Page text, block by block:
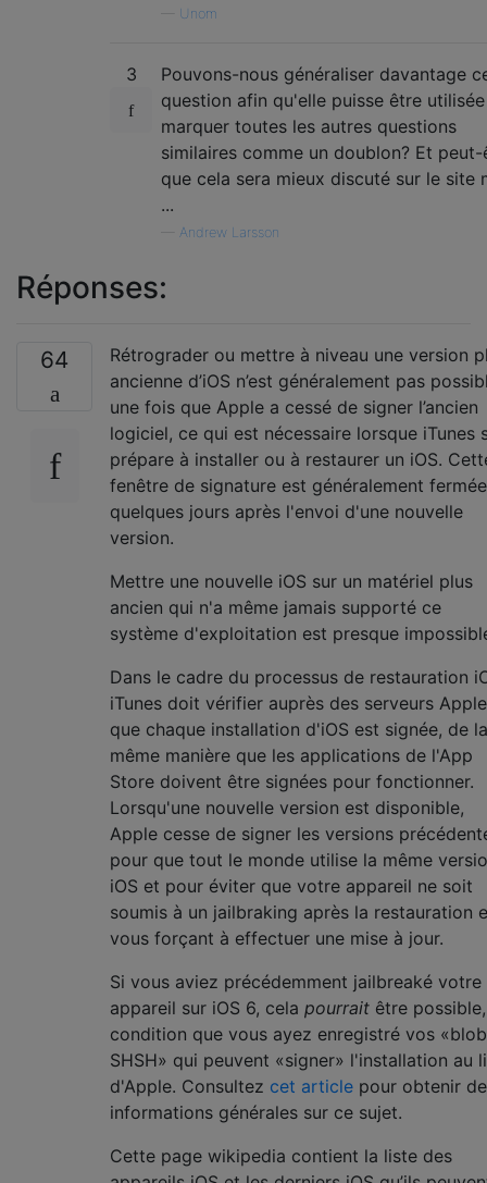
Unom
3
Pouvons-nous généraliser davantage
question afin qu'elle puisse être
marquer toutes les autres questions
similaires comme un doublon? Et
que cela sera mieux discuté sur le site
...
Andrew Larsson
Réponses:
64
Rétrograder ou mettre à niveau une version
ancienne d’iOS n’est généralement pas
une fois que Apple a cessé de signer l’ancien
logiciel, ce qui est nécessaire lorsque iTunes
prépare à installer ou à restaurer un iOS.
fenêtre de signature est généralement fermée
quelques jours après l'envoi d'une nouvelle
version.
Mettre une nouvelle iOS sur un matériel plus
ancien qui n'a même jamais supporté ce
système d'exploitation est presque
Dans le cadre du processus de restauration
iTunes doit vérifier auprès des serveurs Apple
que chaque installation d'iOS est signée, de la
même manière que les applications de l'App
Store doivent être signées pour fonctionner.
Lorsqu'une nouvelle version est disponible,
Apple cesse de signer les versions
pour que tout le monde utilise la même
iOS et pour éviter que votre appareil ne soit
soumis à un jailbraking après la restauration
vous forçant à effectuer une mise à jour.
Si vous aviez précédemment jailbreaké votre
appareil sur iOS 6, cela pourrait être
condition que vous ayez enregistré vos
SHSH» qui peuvent «signer» l'installation au
d'Apple. Consultez cet article pour obtenir
informations générales sur ce sujet.
Cette page wikipedia contient la liste des